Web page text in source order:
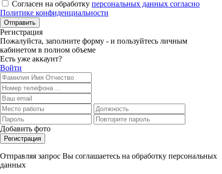
Согласен на обработку персональных данных согласно
Политике конфиденциальности
Отправить
Регистрация
Пожалуйста, заполните форму - и пользуйтесь личным
кабинетом в полном объеме
Есть уже аккаунт?
Войти
Добавить фото
Регистрация
Отправляя запрос Вы соглашаетесь на обработку персональных
данных